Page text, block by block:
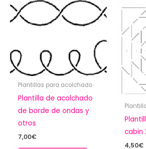
Plantillas para acolchado
Plantilla de acolchado
de borde de ondas y
otros
7,00€
cabin
4,50€